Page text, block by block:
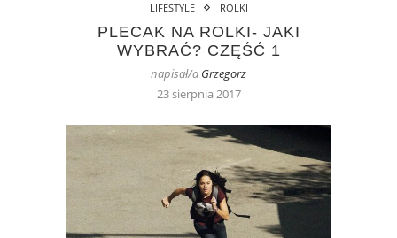
LIFESTYLE ROLKI
PLECAK NA ROLKI- JAKI
WYBRAĆ? CZĘŚĆ 1
napisał/a Grzegorz
23 sierpnia 2017